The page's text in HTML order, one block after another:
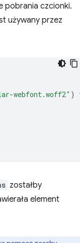
pobrania czcionki.
używany przez
webfont.woff2" )
zostałby
element